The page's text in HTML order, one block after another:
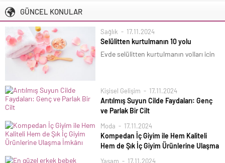
GÜNCEL KONULAR
Sağlık 17.11.2024
Selülitten kurtulmanın 10 yolu
Evde selülitten kurtulmanın yolları için
Kişisel Gelişim 17.11.2024
Arıtılmış Suyun Cilde Faydaları: Genç
ve Parlak Bir Cilt
Arıtılmış Suyun Cilde Faydaları: Genç ve
Parlak Bir Cilt;Arıtılmış su, suyun
içindeki kirleticiler, kimyasal maddeler,
Moda 17.11.2024
Kompedan İç Giyim ile Hem Kaliteli
Hem de Şık İç Giyim Ürünlerine Ulaşma
Yaşam 17.11.2024